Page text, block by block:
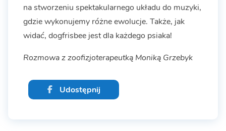
na stworzeniu spektakularnego układu do muzyki,
gdzie wykonujemy różne ewolucje. Także, jak
widać, dogfrisbee jest dla każdego psiaka!
Rozmowa z zoofizjoterapeutką Moniką Grzebyk
Udostępnij